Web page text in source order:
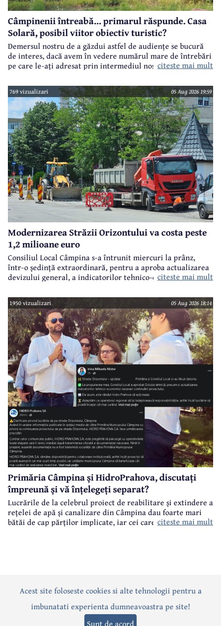
Câmpinenii întreabă... primarul răspunde. Casa
Solară, posibil viitor obiectiv turistic?
Demersul nostru de a găzdui astfel de audiențe se bucură
de interes, dacă avem în vedere numărul mare de întrebări
pe care le-ați adresat prin intermediul nostru primarului
citeste mai mult
769 vizualizari 05 Aug 2026 19:59
Modernizarea Străzii Orizontului va costa peste
1,2 milioane euro
Consiliul Local Câmpina s-a întrunit miercuri la prânz,
într-o ședință extraordinară, pentru a aproba actualizarea
devizului general, a indicatorilor tehnico-economici și a
realizarea modernizării Străzii Orizontului, obiectiv
finanțat prin Programul Național de Investiții ”Anghel
Saligny”.
citeste mai mult
1950 vizualizari 05 Aug 2026 18:14
Primăria Câmpina și HidroPrahova, discutați
împreună și vă înțelegeți separat?
Lucrările de la celebrul proiect de reabilitare și extindere a
rețelei de apă și canalizare din Câmpina dau foarte mari
bătăi de cap părților implicate, iar cei care suferă sunt
citeste mai mult
ActualitatePoliticăSocialEvenimentInterviuri
Editorial Sport Anunțuri
Acest site foloseste cookies si alte tehnologii pentru a
imbunatati experienta dumneavoastra pe site!
Sunt de acord